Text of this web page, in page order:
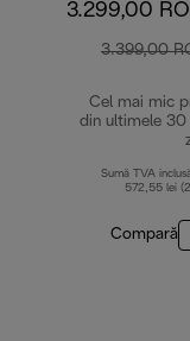
3.299,00
3.399,00
Cel mai mic
din ultimele 30
Sumă TVA
572,55 lei
Compară